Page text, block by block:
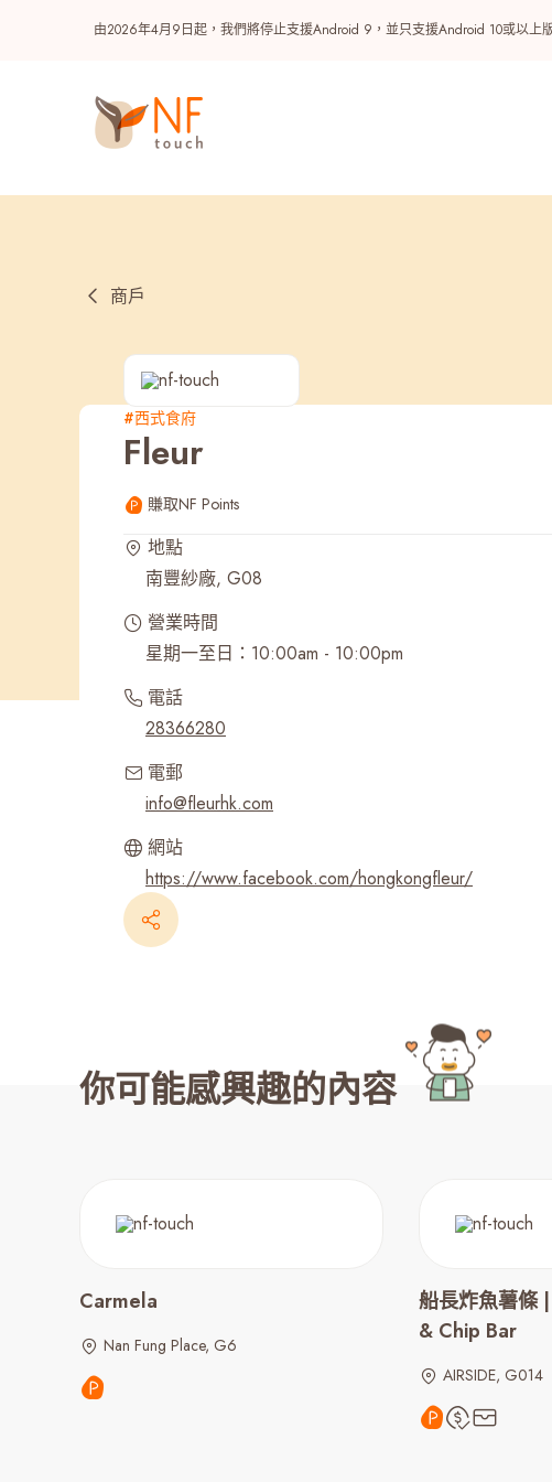
由2026年4月9日起，我們將停止支援Android 9，並只支援Android 10或以上
熱門
NF 種籽
最近搜尋紀錄
商戶
#西式食府
Fleur
賺取NF Points
地點
南豐紗廠, G08
營業時間
星期一至日：10:00am - 10:00pm
電話
28366280
電郵
info@fleurhk.com
網站
https://www.facebook.com/hongkongfleur/
你可能感興趣的內容
Carmela
Nan Fung Place, G6
船長炸魚薯條
& Chip Bar
AIRSIDE, G014